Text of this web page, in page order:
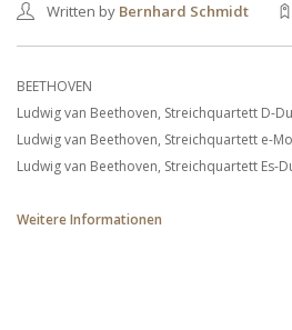
HAMBACHER MUSIKFEST
KONTAKT
Written by Bernhard Schmidt
BEETHOVEN
Ludwig van Beethoven, Streichquartett D-
Ludwig van Beethoven, Streichquartett e-
Ludwig van Beethoven, Streichquartett Es-
Weitere Informationen